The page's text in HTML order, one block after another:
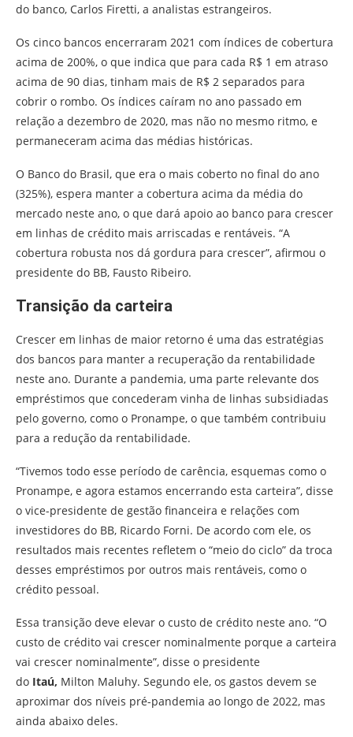
do banco, Carlos Firetti, a analistas estrangeiros.
Os cinco bancos encerraram 2021 com índices de cobertura
acima de 200%, o que indica que para cada R$ 1 em atraso
acima de 90 dias, tinham mais de R$ 2 separados para
cobrir o rombo. Os índices caíram no ano passado em
relação a dezembro de 2020, mas não no mesmo ritmo, e
permaneceram acima das médias históricas.
O Banco do Brasil, que era o mais coberto no final do ano
(325%), espera manter a cobertura acima da média do
mercado neste ano, o que dará apoio ao banco para crescer
em linhas de crédito mais arriscadas e rentáveis. “A
cobertura robusta nos dá gordura para crescer”, afirmou o
presidente do BB, Fausto Ribeiro.
Transição da carteira
Crescer em linhas de maior retorno é uma das estratégias
dos bancos para manter a recuperação da rentabilidade
neste ano. Durante a pandemia, uma parte relevante dos
empréstimos que concederam vinha de linhas subsidiadas
pelo governo, como o Pronampe, o que também contribuiu
para a redução da rentabilidade.
“Tivemos todo esse período de carência, esquemas como o
Pronampe, e agora estamos encerrando esta carteira”, disse
o vice-presidente de gestão financeira e relações com
investidores do BB, Ricardo Forni. De acordo com ele, os
resultados mais recentes refletem o “meio do ciclo” da troca
desses empréstimos por outros mais rentáveis, como o
crédito pessoal.
Essa transição deve elevar o custo de crédito neste ano. “O
custo de crédito vai crescer nominalmente porque a carteira
vai crescer nominalmente”, disse o presidente
do Itaú, Milton Maluhy. Segundo ele, os gastos devem se
aproximar dos níveis pré-pandemia ao longo de 2022, mas
ainda abaixo deles.